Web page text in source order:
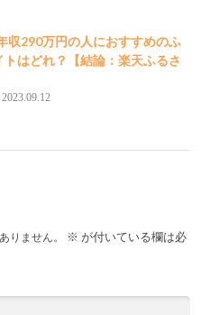
収290万円の人におすすめのふ
トはどれ？【結論：楽天ふるさ
2023.09.12
りません。 ※ が付いている欄は必